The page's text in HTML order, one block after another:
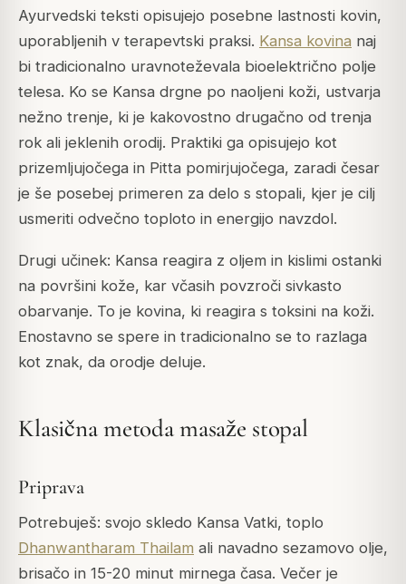
Ayurvedski teksti opisujejo posebne lastnosti kovin,
uporabljenih v terapevtski praksi. Kansa kovina naj
bi tradicionalno uravnoteževala bioelektrično polje
telesa. Ko se Kansa drgne po naoljeni koži, ustvarja
nežno trenje, ki je kakovostno drugačno od trenja
rok ali jeklenih orodij. Praktiki ga opisujejo kot
prizemljujočega in Pitta pomirjujočega, zaradi česar
je še posebej primeren za delo s stopali, kjer je cilj
usmeriti odvečno toploto in energijo navzdol.
Drugi učinek: Kansa reagira z oljem in kislimi ostanki
na površini kože, kar včasih povzroči sivkasto
obarvanje. To je kovina, ki reagira s toksini na koži.
Enostavno se spere in tradicionalno se to razlaga
kot znak, da orodje deluje.
Klasična metoda masaže stopal
Priprava
Potrebuješ: svojo skledo Kansa Vatki, toplo
Dhanwantharam Thailam ali navadno sezamovo olje,
brisačo in 15-20 minut mirnega časa. Večer je